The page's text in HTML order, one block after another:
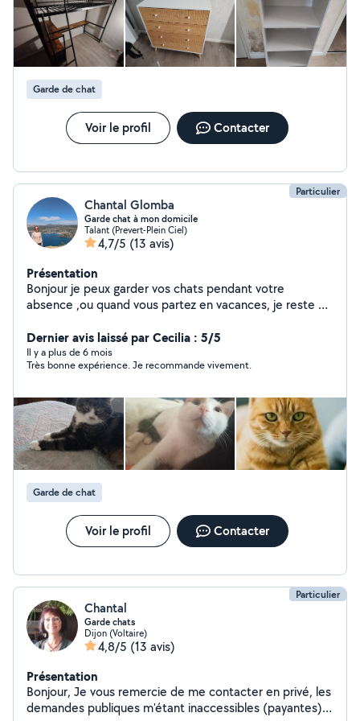
Garde de chat
Voir le profil Contacter
Particulier
Chantal Glomba
Garde chat à mon domicile
Talant (Prevert-Plein Ciel)
4,7/5 (13 avis)
Présentation
Bonjour je peux garder vos chats pendant votre
absence ,ou quand vous partez en vacances, je reste à
Dernier avis laissé par Cecilia : 5/5
Il y a plus de 6 mois
Très bonne expérience. Je recommande vivement.
Garde de chat
Voir le profil Contacter
Particulier
Chantal
Garde chats
Dijon (Voltaire)
4,8/5 (13 avis)
Présentation
Bonjour, Je vous remercie de me contacter en privé, les
demandes publiques m'étant inaccessibles (payantes)